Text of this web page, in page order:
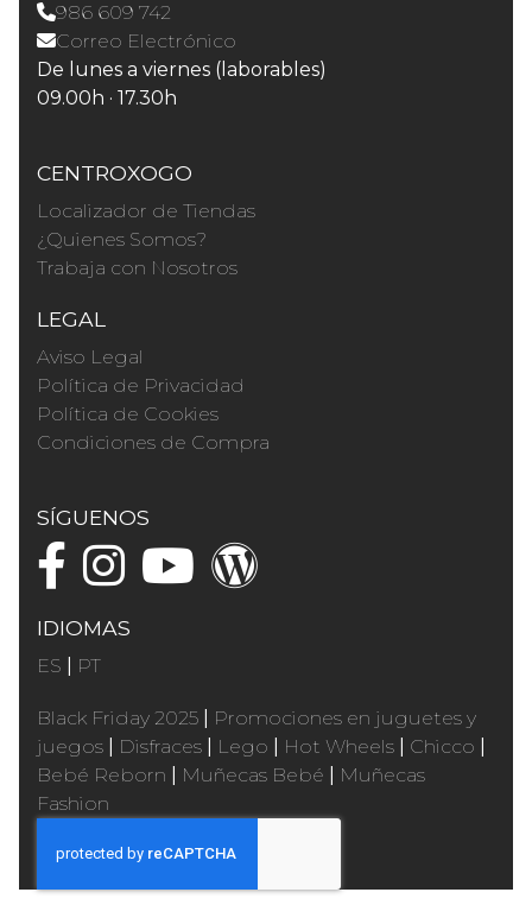
986 609 742
Correo Electrónico
De lunes a viernes (laborables)
09.00h · 17.30h
CENTROXOGO
Localizador de Tiendas
¿Quienes Somos?
Trabaja con Nosotros
LEGAL
Aviso Legal
Política de Privacidad
Política de Cookies
Condiciones de Compra
SÍGUENOS
IDIOMAS
ES PT
Black Friday 2025
Promociones en juguetes y
juegos
Disfraces Lego Hot Wheels Chicco
Bebé Reborn
Muñecas Bebé
Muñecas
Fashion